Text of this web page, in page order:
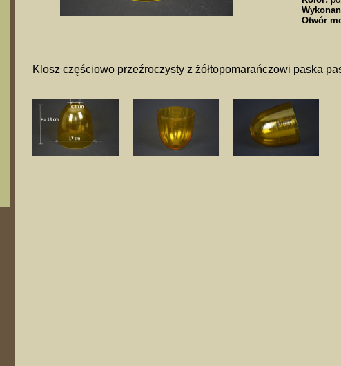
Otwór
Klosz częściowo przeźroczysty z żółtopomarańczowi paska